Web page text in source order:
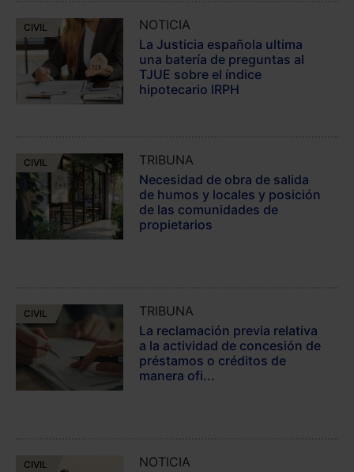
CIVIL
NOTICIA
La Justicia española ultima
una batería de preguntas al
TJUE sobre el índice
hipotecario IRPH
CIVIL
TRIBUNA
Necesidad de obra de salida
de humos y locales y posición
de las comunidades de
propietarios
CIVIL
TRIBUNA
La reclamación previa relativa
a la actividad de concesión de
préstamos o créditos de
manera ofi...
CIVIL
NOTICIA